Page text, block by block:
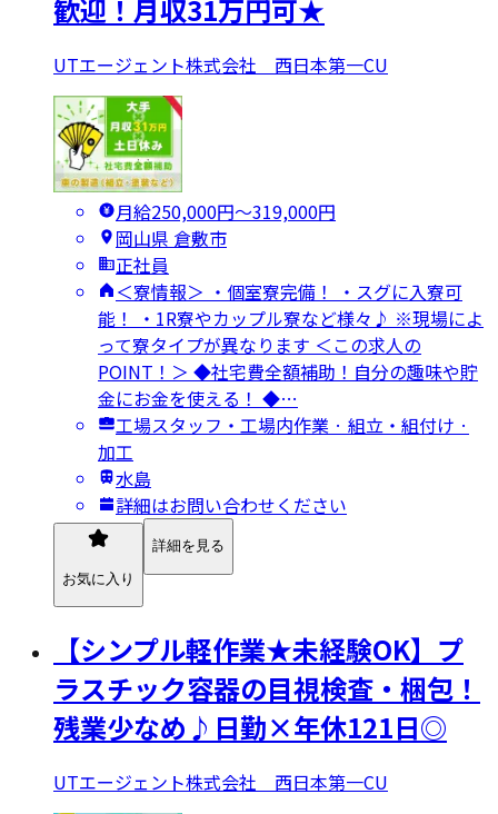
歓迎！月収31万円可★
UTエージェント株式会社 西日本第一CU
月給250,000円〜319,000円
岡山県 倉敷市
正社員
＜寮情報＞ ・個室寮完備！ ・スグに入寮可
能！ ・1R寮やカップル寮など様々♪ ※現場によ
って寮タイプが異なります ＜この求人の
POINT！＞ ◆社宅費全額補助！自分の趣味や貯
金にお金を使える！ ◆…
工場スタッフ・工場内作業 · 組立・組付け ·
加工
水島
詳細はお問い合わせください
お気に入り
詳細を見る
【シンプル軽作業★未経験OK】プ
ラスチック容器の目視検査・梱包！
残業少なめ♪日勤×年休121日◎
UTエージェント株式会社 西日本第一CU